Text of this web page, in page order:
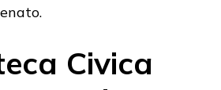
Civica